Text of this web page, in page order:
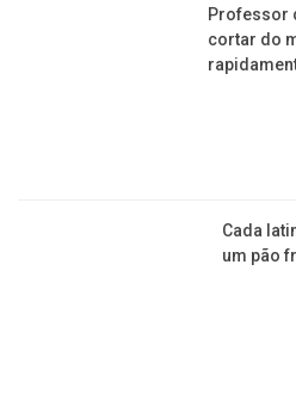
Professor
cortar do
Cada
um pão